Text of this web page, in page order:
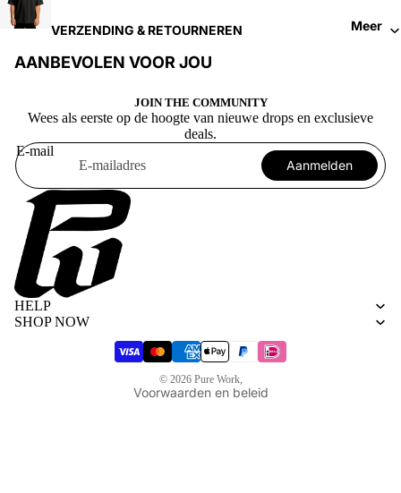
Meer
VERZENDING & RETOURNEREN
AANBEVOLEN VOOR JOU
JOIN THE COMMUNITY
Wees als eerste op de hoogte van nieuwe drops en exclusieve
deals.
E-mail
Aanmelden
HELP
SHOP NOW
© 2026 Pure Work,
Voorwaarden en beleid
Algemene voorwaarden
Privacybeleid
Wettelijke kennisgeving